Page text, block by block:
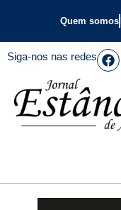
Quem somos
Siga-nos nas redes